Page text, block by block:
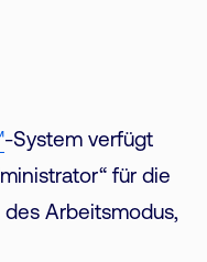
-System verfügt
für die
Arbeitsmodus,